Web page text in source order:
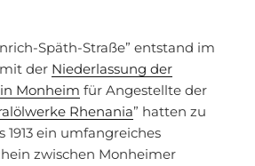
Späth-Straße” entstand im
der Niederlassung der
Monheim für Angestellte der
Rhenania” hatten zu
1913 ein umfangreiches
zwischen Monheimer